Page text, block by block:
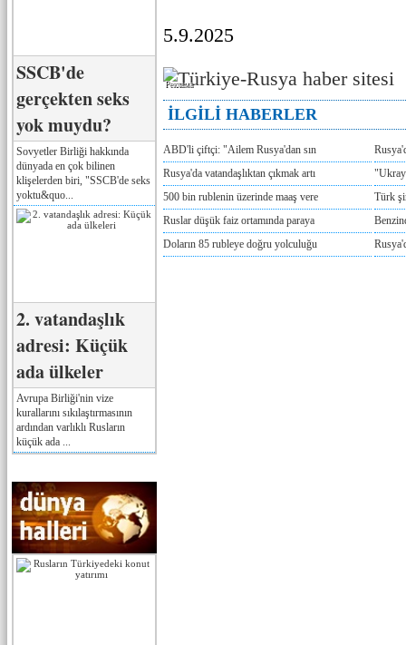
SSCB'de
gerçekten seks
yok muydu?
Sovyetler Birliği hakkında
dünyada en çok bilinen
klişelerden biri, "SSCB'de seks
yoktu&quo...
2. vatandaşlık
adresi: Küçük
ada ülkeler
Avrupa Birliği'nin vize
kurallarını sıkılaştırmasının
ardından varlıklı Rusların
küçük ada ...
5.9.2025
Реклама
İLGİLİ HABERLER
ABD'li çiftçi: "Ailem Rusya'dan sın
Rusya'da vatandaşlıktan çıkmak artı
500 bin rublenin üzerinde maaş vere
Türk
Ruslar düşük faiz ortamında paraya
Doların 85 rubleye doğru yolculuğu